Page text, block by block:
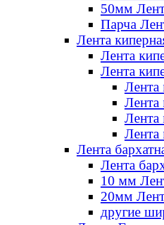
50мм
Парча
Лента
Лента
Лента
Лента
Лента
Лента
Лента
Лента
Лента
10 мм
20мм
другие